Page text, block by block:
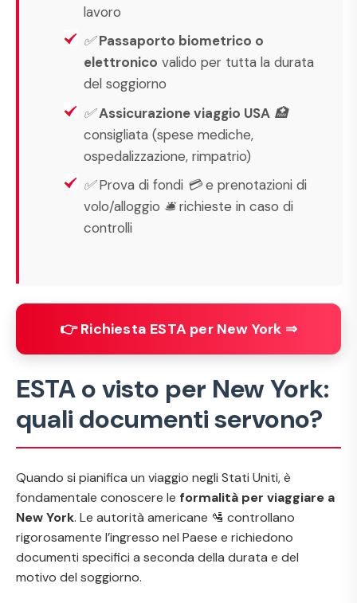
lavoro
✅Passaporto biometrico o
elettronico valido per tutta la durata
del soggiorno
✅Assicurazione viaggio USA 🏥
consigliata (spese mediche,
ospedalizzazione, rimpatrio)
✅ Prova di fondi 💳 e prenotazioni di
volo/alloggio 🛎️ richieste in caso di
controlli
👉 Richiesta ESTA per New York ⇒
ESTA o visto per New York:
quali documenti servono?
Quando si pianifica un viaggio negli Stati Uniti, è
fondamentale conoscere le formalità per viaggiare a
New York. Le autorità americane 🛂 controllano
rigorosamente l’ingresso nel Paese e richiedono
documenti specifici a seconda della durata e del
motivo del soggiorno.